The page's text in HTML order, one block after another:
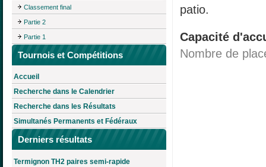
Classement final
Partie 2
Partie 1
Tournois et Compétitions
Accueil
Recherche dans le Calendrier
Recherche dans les Résultats
Simultanés Permanents et Fédéraux
Derniers résultats
Termignon TH2 paires semi-rapide
patio.
Capacité
Nombre de